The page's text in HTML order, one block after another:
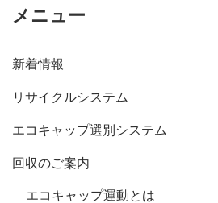
メニュー
新着情報
リサイクルシステム
エコキャップ選別システム
回収のご案内
エコキャップ運動とは